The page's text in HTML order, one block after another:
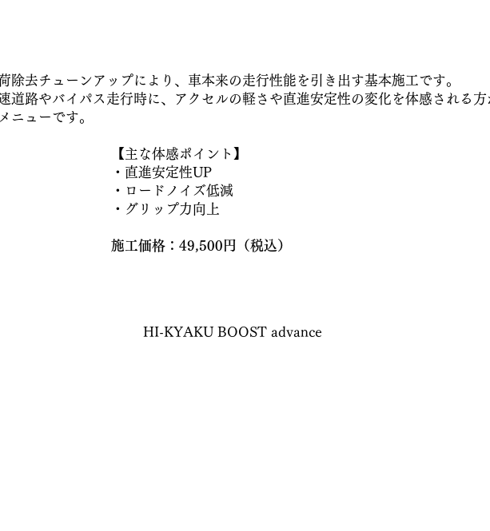
【主な体感ポイント】
・直進安定性UP
・ロードノイズ低減
・グリップ力向上
施工価格：49,500円（税込）​
除去チューンアップにより、車本来の走行性能を引き出す基本施工です。
道路やバイパス走行時に、アクセルの軽さや直進安定性の変化を体感される方
ニューです。
​HI-KYAKU BOOST advance